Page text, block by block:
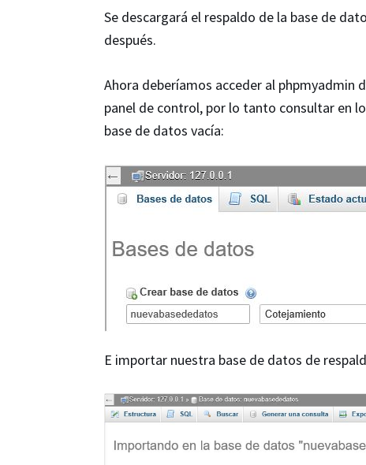
Se descargará el respaldo de la base de
después.
Ahora deberíamos acceder al phpmyadmin
panel de control, por lo tanto consultar en
base de datos vacía:
E importar nuestra base de datos de